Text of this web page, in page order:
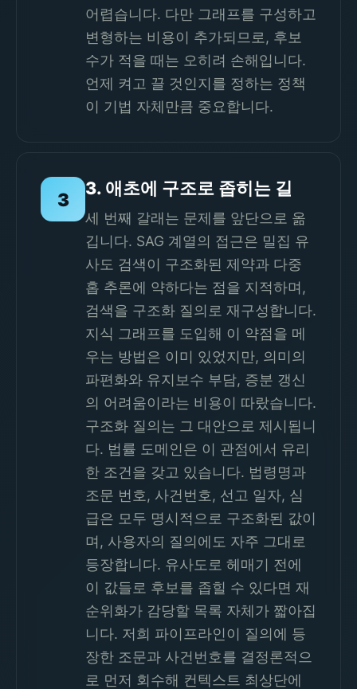
어렵습니다. 다만 그래프를 구성하고
변형하는 비용이 추가되므로, 후보
수가 적을 때는 오히려 손해입니다.
언제 켜고 끌 것인지를 정하는 정책
이 기법 자체만큼 중요합니다.
3
3. 애초에 구조로 좁히는 길
세 번째 갈래는 문제를 앞단으로 옮
깁니다. SAG 계열의 접근은 밀집 유
사도 검색이 구조화된 제약과 다중
홉 추론에 약하다는 점을 지적하며,
검색을 구조화 질의로 재구성합니다.
지식 그래프를 도입해 이 약점을 메
우는 방법은 이미 있었지만, 의미의
파편화와 유지보수 부담, 증분 갱신
의 어려움이라는 비용이 따랐습니다.
구조화 질의는 그 대안으로 제시됩니
다. 법률 도메인은 이 관점에서 유리
한 조건을 갖고 있습니다. 법령명과
조문 번호, 사건번호, 선고 일자, 심
급은 모두 명시적으로 구조화된 값이
며, 사용자의 질의에도 자주 그대로
등장합니다. 유사도로 헤매기 전에
이 값들로 후보를 좁힐 수 있다면 재
순위화가 감당할 목록 자체가 짧아집
니다. 저희 파이프라인이 질의에 등
장한 조문과 사건번호를 결정론적으
로 먼저 회수해 컨텍스트 최상단에